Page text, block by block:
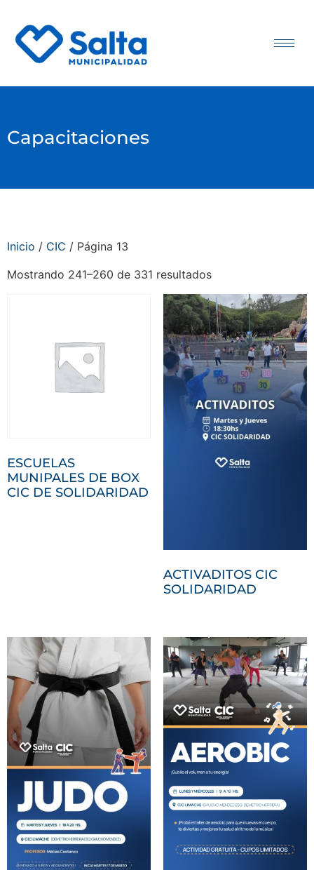
Capacitaciones
Inicio / CIC / Página 13
Mostrando 241–260 de 331 resultados
ESCUELAS
MUNIPALES DE BOX
CIC DE SOLIDARIDAD
ACTIVADITOS CIC
SOLIDARIDAD